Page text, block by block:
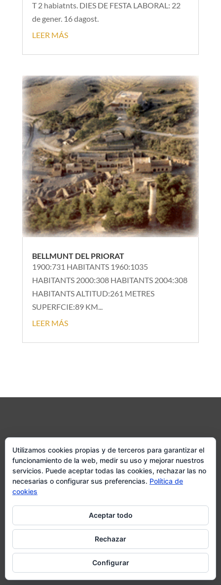
T 2 habiatnts. DIES DE FESTA LABORAL: 22
de gener. 16 dagost.
LEER MÁS
BELLMUNT DEL PRIORAT
1900:731 HABITANTS 1960:1035
HABITANTS 2000:308 HABITANTS 2004:308
HABITANTS ALTITUD:261 METRES
SUPERFCIE:89 KM...
LEER MÁS
Col·legi Oficial dAgents Comercials de
C/Boule núm 2 – 4ª planta C.P.43201 Reus
Telèfon:977 314 162
coacreus@coacreus.cat
Utilizamos cookies propias y de terceros para garantizar el
funcionamiento de la web, medir su uso y mejorar nuestros
servicios. Puede aceptar todas las cookies, rechazar las no
necesarias o configurar sus preferencias. Política de
cookies
Aceptar todo
Rechazar
Configurar